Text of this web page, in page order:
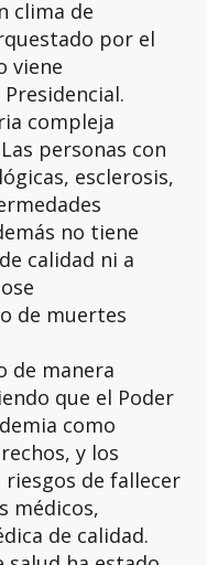
clima de
por el
viene
compleja
personas con
esclerosis,
no tiene
calidad ni a
de muertes
de manera
que el Poder
como
y los
de fallecer
médicos,
de calidad.